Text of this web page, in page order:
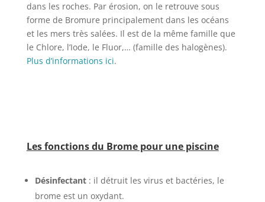
dans les roches. Par érosion, on le retrouve sous
forme de Bromure principalement dans les océans
et les mers très salées. Il est de la même famille que
le Chlore, l’Iode, le Fluor,… (famille des halogènes).
Plus d’informations ici.
Les fonctions du Brome pour une piscine
Désinfectant: il détruit les virus et bactéries, le
brome est un oxydant.